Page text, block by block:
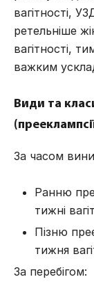
вагітності,
ретельніше
вагітності,
важким
Види та
За часом
Ранню
тижні
Пізню
тижня
За перебігом: